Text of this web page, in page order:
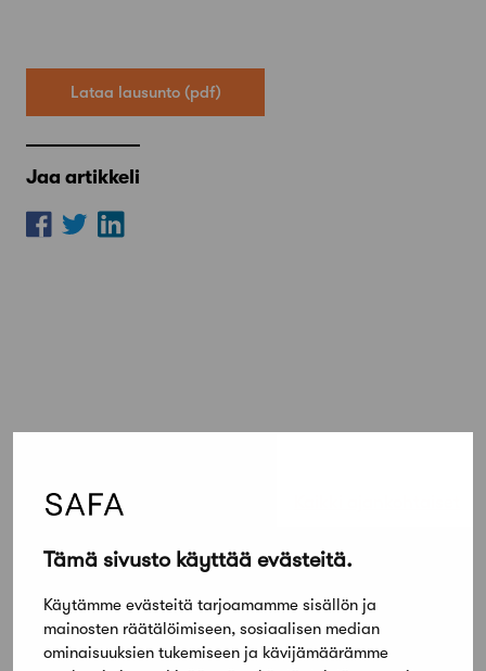
Tämä sivusto käyttää evästeitä.
Käytämme evästeitä tarjoamamme sisällön ja
mainosten räätälöimiseen, sosiaalisen median
ominaisuuksien tukemiseen ja kävijämäärämme
Lataa lausunto
Jaa artikkeli
Lue lisää
Työnhakijat
Architect looking for a job
Uutiset